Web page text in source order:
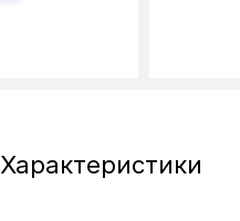
Характеристики